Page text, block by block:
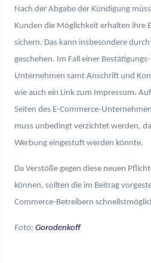
Nach der Abgabe der Kündigung
Kunden die Möglichkeit erhalten ihre
sichern. Das kann insbesondere
geschehen. Im Fall einer
Unternehmen samt Anschrift und
wie auch ein Link zum Impressum.
Seiten des E-Commerce-
muss unbedingt verzichtet werden,
Werbung eingestuft werden könnte.
Da Verstöße gegen diese neuen
können, sollten die im Beitrag
Commerce-Betreibern
Foto: Gorodenkoff